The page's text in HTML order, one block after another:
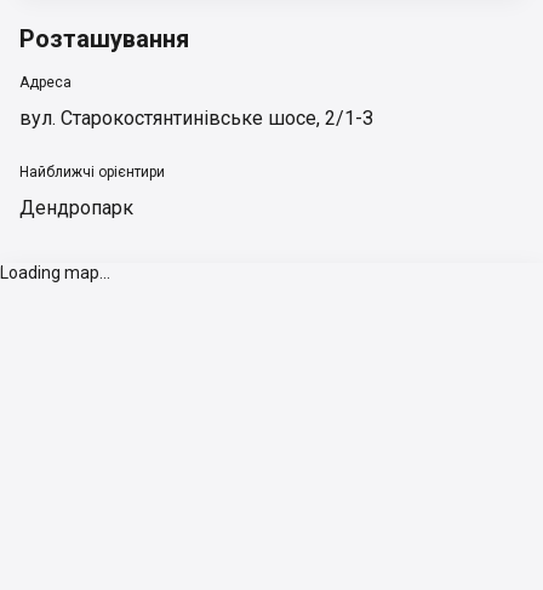
Розташування
Адреса
вул. Старокостянтинівське шосе, 2/1-З
Найближчі орієнтири
Дендропарк
Loading map...